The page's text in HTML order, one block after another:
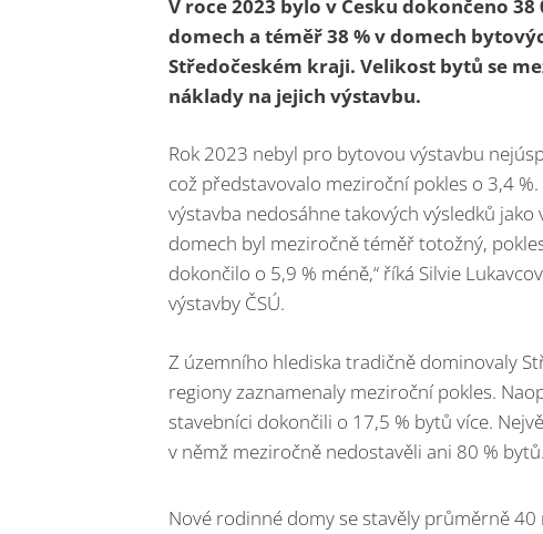
V roce 2023 bylo v Česku dokončeno
domech a téměř 38 % v domech
Středočeském kraji. Velikost bytů se
náklady na jejich výstavbu.
Rok 2023 nebyl pro bytovou výstavbu
což představovalo meziroční pokles o 3,4
výstavba nedosáhne takových výsledků
domech byl meziročně téměř totožný,
dokončilo o 5,9 % méně,“ říká Silvie
výstavby ČSÚ.
Z územního hlediska tradičně dominovaly
regiony zaznamenaly meziroční pokles.
stavebníci dokončili o 17,5 % bytů více.
v němž meziročně nedostavěli ani 80 % bytů.
Nové rodinné domy se stavěly průměrně